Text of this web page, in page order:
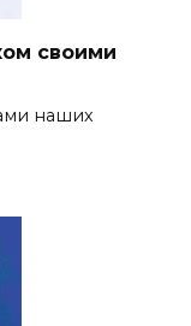
своими
наших